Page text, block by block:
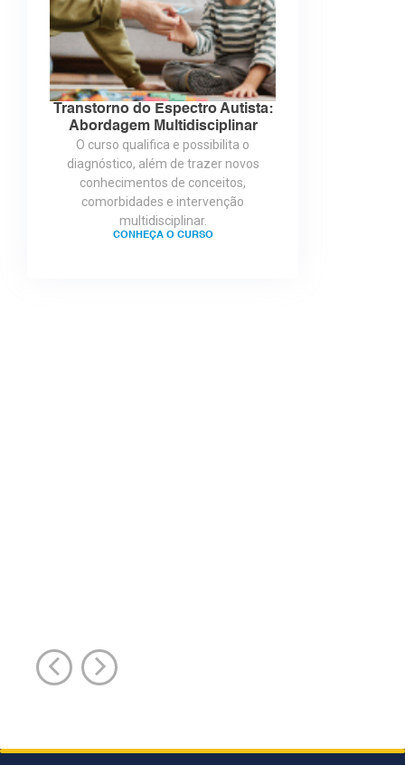
Transtorno do Espectro Autista:
Abordagem Multidisciplinar
O curso qualifica e possibilita o
diagnóstico, além de trazer novos
conhecimentos de conceitos,
comorbidades e intervenção
multidisciplinar.
CONHEÇA O CURSO